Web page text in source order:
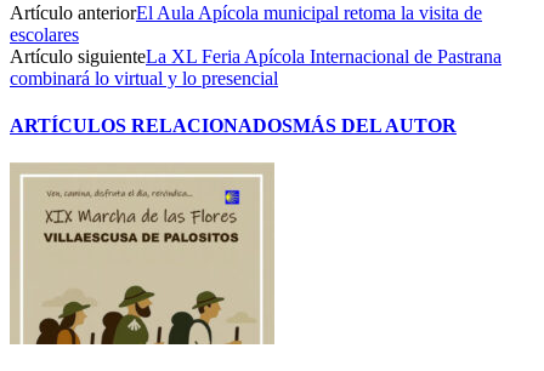
Artículo anteriorEl Aula Apícola municipal retoma la visita de
escolares
Artículo siguienteLa XL Feria Apícola Internacional de Pastrana
combinará lo virtual y lo presencial
ARTÍCULOS RELACIONADOSMÁS DEL AUTOR